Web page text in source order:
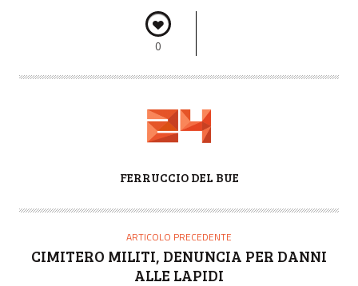
0
T
FERRUCCIO DEL BUE
ARTICOLO PRECEDENTE
CIMITERO MILITI, DENUNCIA PER DANNI
ALLE LAPIDI